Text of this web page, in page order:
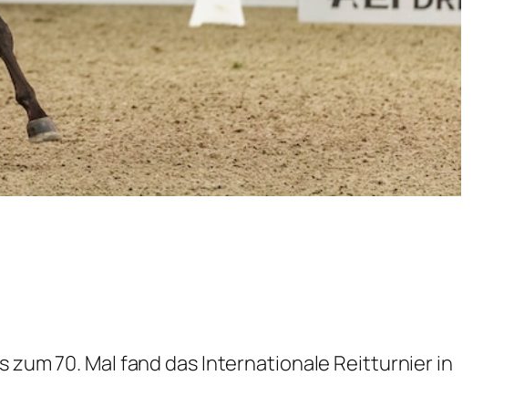
70. Mal fand das Internationale Reitturnier in